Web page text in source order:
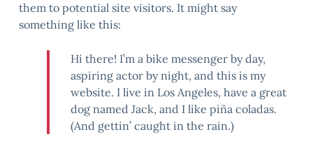
them to potential site visitors. It might say
something like this:
Hi there! I’m a bike messenger by day,
aspiring actor by night, and this is my
website. I live in Los Angeles, have a great
dog named Jack, and I like piña coladas.
(And gettin’ caught in the rain.)